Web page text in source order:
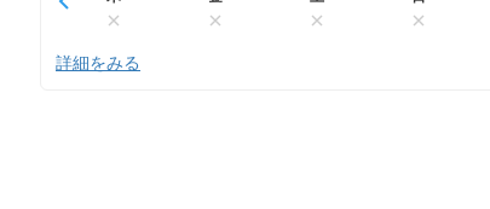
詳細をみる